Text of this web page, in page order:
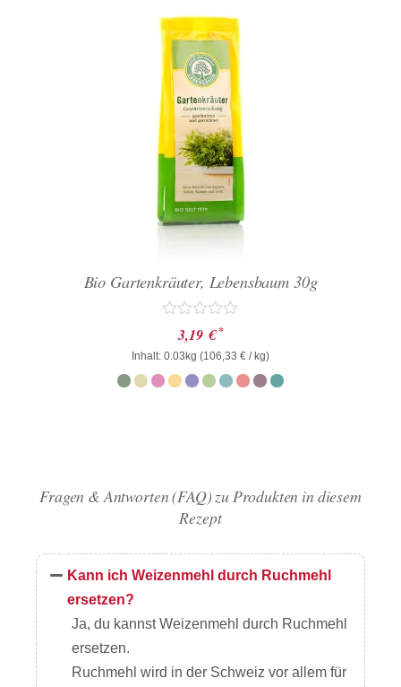
Bio Gartenkräuter, Lebensbaum 30g
Bewertet
mit
0
von
5
3,19 € *
Inhalt: 0.03kg (106,33 € / kg)
Fragen & Antworten (FAQ) zu Produkten in diesem
Rezept
Kann ich Weizenmehl durch Ruchmehl
ersetzen?
Ja, du kannst Weizenmehl durch Ruchmehl
ersetzen.
Ruchmehl wird in der Schweiz vor allem für